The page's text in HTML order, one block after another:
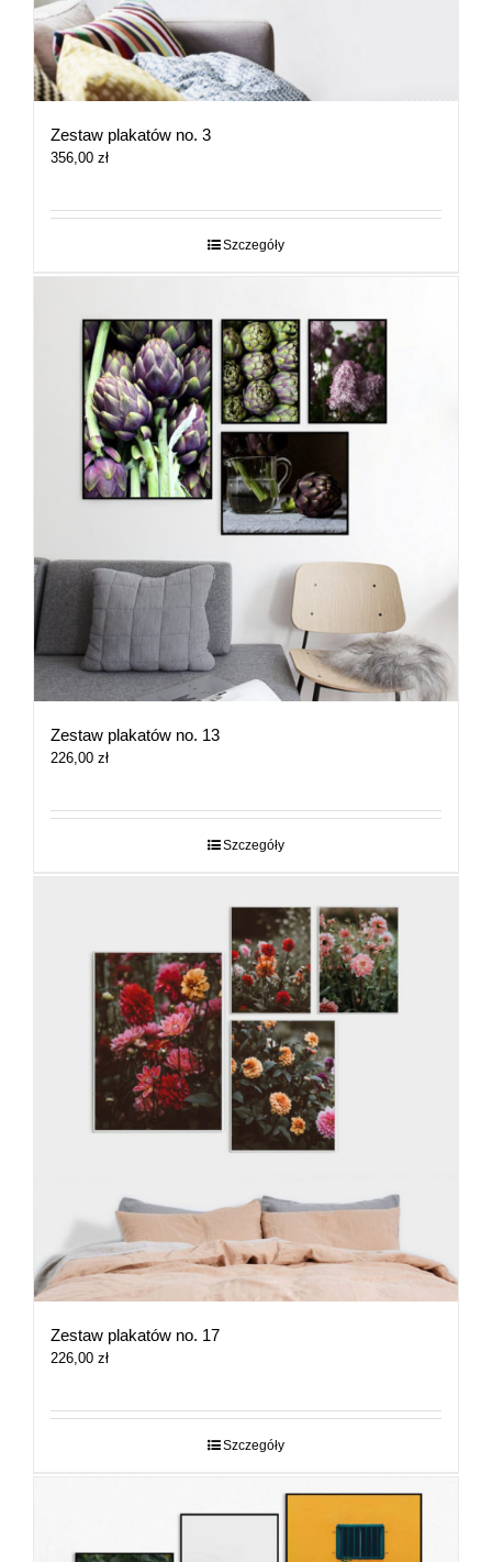
Zestaw plakatów no. 3
356,00 zł
Szczegóły
Zestaw plakatów no. 13
226,00 zł
Szczegóły
Zestaw plakatów no. 17
226,00 zł
Szczegóły